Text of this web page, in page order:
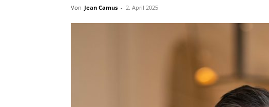
Von Jean Camus - 2. April 2025